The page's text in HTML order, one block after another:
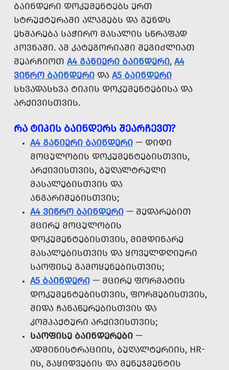
ᲑᲐᲘᲜᲓᲔᲠᲘ ᲓᲝᲙᲣᲛᲔᲜᲢᲔᲑᲡ ᲔᲠᲗ
ᲡᲢᲠᲣᲥᲢᲣᲠᲐᲨᲘ ᲐᲚᲐᲒᲔᲑᲡ ᲓᲐ ᲒᲣᲜᲓᲡ
ᲔᲮᲛᲐᲠᲔᲑᲐ ᲡᲐᲭᲘᲠᲝ ᲛᲐᲡᲐᲚᲘᲡ ᲡᲬᲠᲐᲤᲐᲓ
ᲞᲝᲕᲜᲐᲨᲘ. ᲐᲛ ᲙᲐᲢᲔᲒᲝᲠᲘᲐᲨᲘ ᲨᲔᲒᲘᲫᲚᲘᲐᲗ
ᲨᲔᲐᲠᲩᲘᲝᲗ A4 ᲒᲐᲜᲘᲔᲠᲘ ᲑᲐᲘᲜᲓᲔᲠᲘ, A4
ᲕᲘᲬᲠᲝ ᲑᲐᲘᲜᲓᲔᲠᲘ ᲓᲐ A5 ᲑᲐᲘᲜᲓᲔᲠᲘ
ᲡᲮᲕᲐᲓᲐᲡᲮᲕᲐ ᲢᲘᲞᲘᲡ ᲓᲝᲙᲣᲛᲔᲜᲢᲔᲑᲘᲡᲐ ᲓᲐ
ᲐᲠᲥᲘᲕᲘᲡᲗᲕᲘᲡ.
ᲠᲐ ᲢᲘᲞᲘᲡ ᲑᲐᲘᲜᲓᲔᲠᲡ ᲨᲔᲐᲠᲩᲔᲕᲗ?
A4 ᲒᲐᲜᲘᲔᲠᲘ ᲑᲐᲘᲜᲓᲔᲠᲘ — ᲓᲘᲓᲘ
ᲛᲝᲪᲣᲚᲝᲑᲘᲡ ᲓᲝᲙᲣᲛᲔᲜᲢᲔᲑᲘᲡᲗᲕᲘᲡ,
ᲐᲠᲥᲘᲕᲘᲡᲗᲕᲘᲡ, ᲑᲣᲦᲐᲚᲢᲠᲣᲚᲘ
ᲛᲐᲡᲐᲚᲔᲑᲘᲡᲗᲕᲘᲡ ᲓᲐ
ᲐᲜᲒᲐᲠᲘᲨᲔᲑᲘᲡᲗᲕᲘᲡ;
A4 ᲕᲘᲬᲠᲝ ᲑᲐᲘᲜᲓᲔᲠᲘ — ᲨᲔᲓᲐᲠᲔᲑᲘᲗ
ᲛᲪᲘᲠᲔ ᲛᲝᲪᲣᲚᲝᲑᲘᲡ
ᲓᲝᲙᲣᲛᲔᲜᲢᲔᲑᲘᲡᲗᲕᲘᲡ, ᲛᲘᲛᲓᲘᲜᲐᲠᲔ
ᲛᲐᲡᲐᲚᲔᲑᲘᲡᲗᲕᲘᲡ ᲓᲐ ᲧᲝᲕᲔᲚᲓᲦᲘᲣᲠᲘ
ᲡᲐᲝᲤᲘᲡᲔ ᲒᲐᲛᲝᲧᲔᲜᲔᲑᲘᲡᲗᲕᲘᲡ;
A5 ᲑᲐᲘᲜᲓᲔᲠᲘ — ᲛᲪᲘᲠᲔ ᲤᲝᲠᲛᲐᲢᲘᲡ
ᲓᲝᲙᲣᲛᲔᲜᲢᲔᲑᲘᲡᲗᲕᲘᲡ, ᲤᲝᲠᲛᲔᲑᲘᲡᲗᲕᲘᲡ,
ᲨᲘᲓᲐ ᲩᲐᲜᲐᲬᲔᲠᲔᲑᲘᲡᲗᲕᲘᲡ ᲓᲐ
ᲙᲝᲛᲞᲐᲥᲢᲣᲠᲘ ᲐᲠᲥᲘᲕᲘᲡᲗᲕᲘᲡ;
ᲡᲐᲝᲤᲘᲡᲔ ᲑᲐᲘᲜᲓᲔᲠᲔᲑᲘ —
ᲐᲓᲛᲘᲜᲘᲡᲢᲠᲐᲪᲘᲘᲡ, ᲑᲣᲦᲐᲚᲢᲔᲠᲘᲘᲡ, HR-
ᲘᲡ, ᲒᲐᲧᲘᲓᲕᲔᲑᲘᲡ ᲓᲐ ᲛᲔᲜᲔᲯᲛᲔᲜᲢᲘᲡ